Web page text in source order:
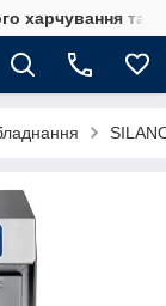
харчування та